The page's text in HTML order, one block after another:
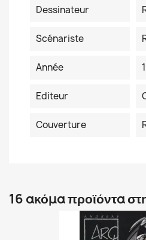
Dessinateur
Scénariste
Année
Editeur
Couverture
16 ακόμα προϊόντα